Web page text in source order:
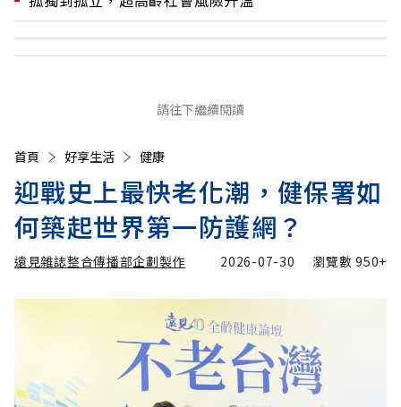
請往下繼續閱讀
首頁 好享生活 健康
迎戰史上最快老化潮，健保署如
何築起世界第一防護網？
遠見雜誌整合傳播部企劃製作 2026-07-30 瀏覽數950+